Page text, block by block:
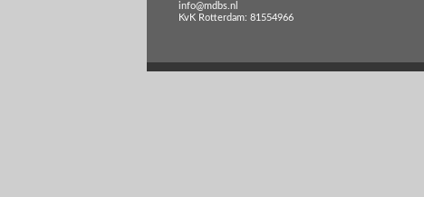
info@mdbs.nl
KvK Rotterdam: 81554966